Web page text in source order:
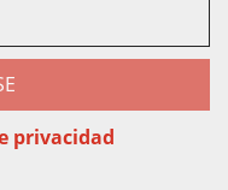
privacidad